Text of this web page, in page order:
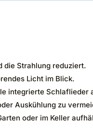
die Strahlung reduziert.
Licht im Blick.
integrierte Schlaflieder
Auskühlung zu
oder im Keller